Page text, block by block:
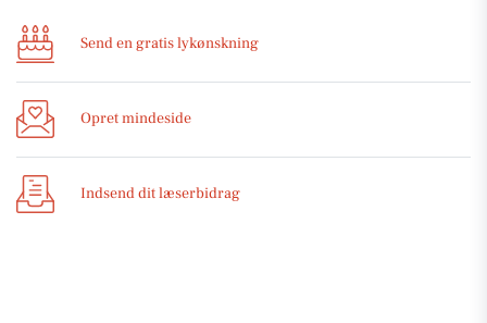
Send en gratis lykønskning
Opret mindeside
Indsend dit læserbidrag